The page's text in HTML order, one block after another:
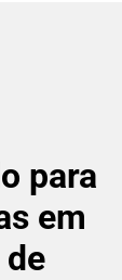
para
em